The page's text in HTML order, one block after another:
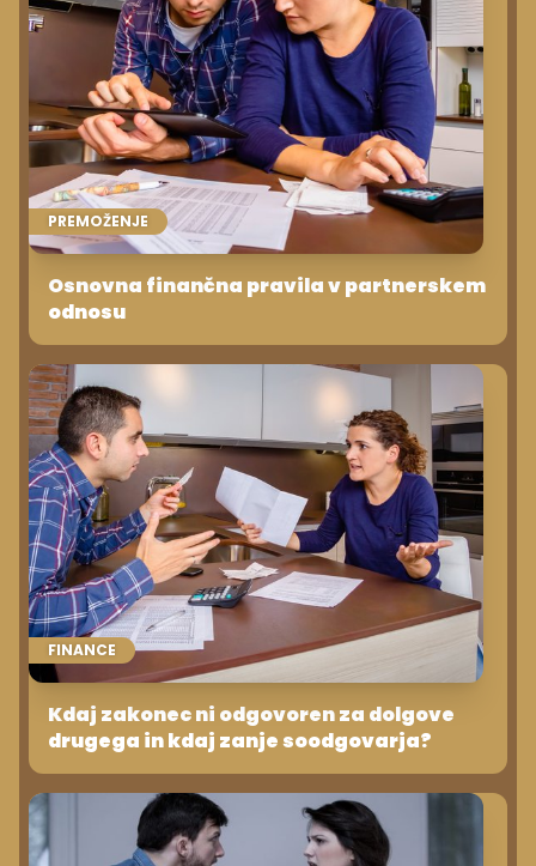
PREMOŽENJE
Osnovna finančna pravila v partnerskem
odnosu
FINANCE
Kdaj zakonec ni odgovoren za dolgove
drugega in kdaj zanje soodgovarja?